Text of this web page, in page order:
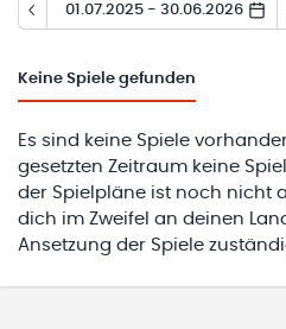
01.07.2025 - 30.06.2026
Keine Spiele gefunden
Es sind keine Spiele
gesetzten Zeitraum keine
der Spielpläne ist noch nicht
dich im Zweifel an deinen
Ansetzung der Spiele